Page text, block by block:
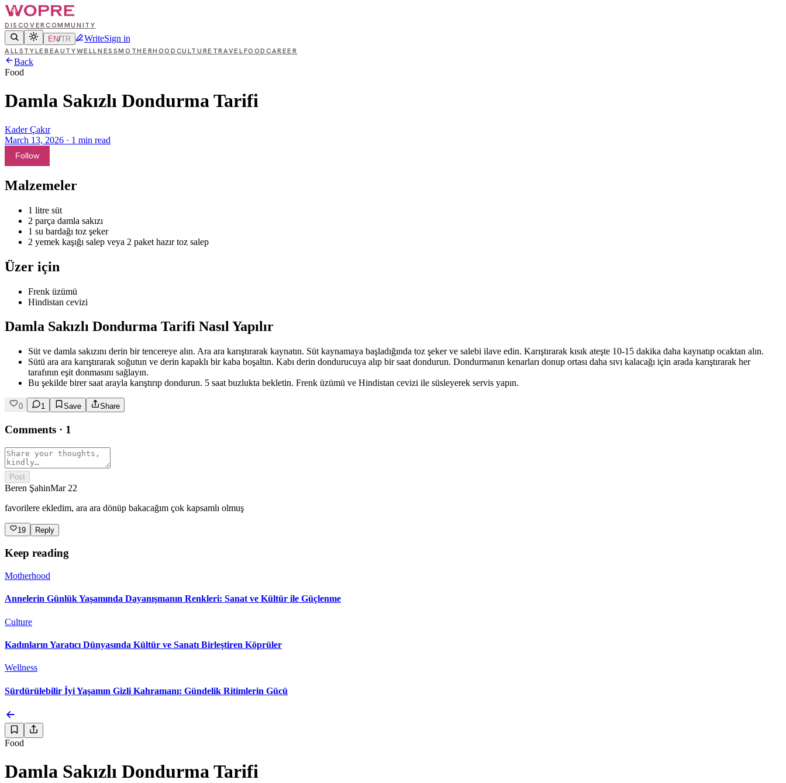
DISCOVERCOMMUNITY
EN/TR WriteSign in
ALLSTYLE BEAUTYWELLNESSMOTHERHOOD CULTURE TRAVELFOOD CAREER
Back
Food
Damla Sakızlı Dondurma Tarifi
Kader Çakır
March 13, 2026 · 1 min read
Follow
Malzemeler
1 litre süt
2 parça damla sakızı
1 su bardağı toz şeker
2 yemek kaşığı salep veya 2 paket hazır toz salep
Üzer için
Frenk üzümü
Hindistan cevizi
Damla Sakızlı Dondurma Tarifi Nasıl Yapılır
Süt ve damla sakızını derin bir tencereye alın. Ara ara karıştırarak kaynatın. Süt kaynamaya başladığında toz şeker ve salebi ilave edin. Karıştırarak kısık ateşte 10-15 dakika daha kaynatıp ocaktan alın.
Sütü ara ara karıştırarak soğutun ve derin kapaklı bir kaba boşaltın. Kabı derin dondurucuya alıp bir saat dondurun. Dondurmanın kenarları donup ortası daha sıvı kalacağı için arada karıştırarak her
tarafının eşit donmasını sağlayın.
Bu şekilde birer saat arayla karıştırıp dondurun. 5 saat buzlukta bekletin. Frenk üzümü ve Hindistan cevizi ile süsleyerek servis yapın.
0 1 Save Share
Comments · 1
Post
Beren ŞahinMar 22
favorilere ekledim, ara ara dönüp bakacağım çok kapsamlı olmuş
19 Reply
Keep reading
Motherhood
Annelerin Günlük Yaşamında Dayanışmanın Renkleri: Sanat ve Kültür ile Güçlenme
Culture
Kadınların Yaratıcı Dünyasında Kültür ve Sanatı Birleştiren Köprüler
Wellness
Sürdürülebilir İyi Yaşamın Gizli Kahramanı: Gündelik Ritimlerin Gücü
Food
Damla Sakızlı Dondurma Tarifi